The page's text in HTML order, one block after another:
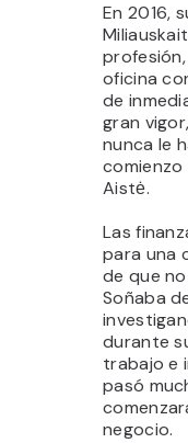
En 2016,
oficina
de
gran
nunca le
Aistė.
Las
para una
de que
Soñaba
durante
trabajo e
pasó
negocio.